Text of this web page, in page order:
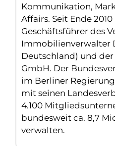
Kommunikation,
Affairs. Seit Ende 2010
Geschäftsführer des
Immobilienverwalter
Deutschland) und
GmbH. Der
im Berliner
mit seinen
4.100
bundesweit ca. 8,7
verwalten.